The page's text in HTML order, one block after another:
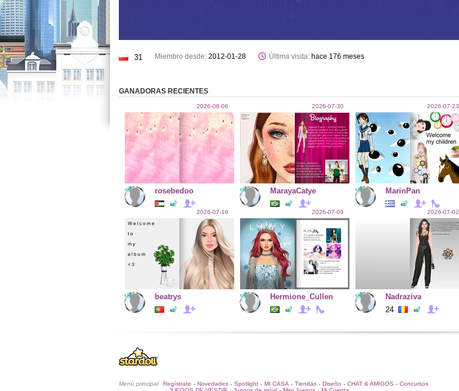
31 Miembro desde: 2012-01-28 Última visita: hace 176 meses
GANADORAS RECIENTES
2026-08-06
rosebedoo
2026-07-30
MarayaCatye
2026-07-23
MarinPan
2026-07-16
beatrys
2026-07-09
Hermione_Cullen
2026-07-02
Nadraziva
24
Menú principal Regístrate • Novedades • Spotlight • MI CASA • Tiendas • Diseño • CHAT & AMIGOS • Concursos